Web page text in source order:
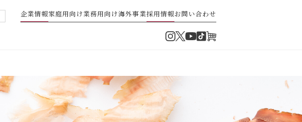
企業情報家庭用向け業務用向け海外事業採用情報お問い合わせ
Instagram
Twitter
YouTube
TikTok